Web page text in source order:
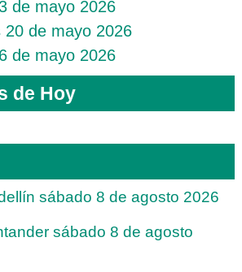
de mayo 2026
20 de mayo 2026
de mayo 2026
de Hoy
sábado 8 de agosto 2026
sábado 8 de agosto